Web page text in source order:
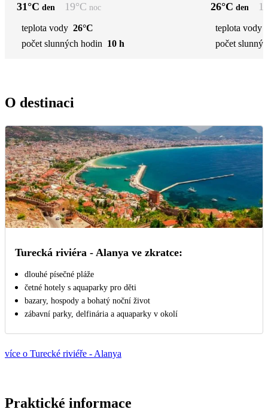
31°C den 19°C noc
teplota vody 26°C
počet slunných hodin 10 h
26°C den
teplota vody
počet
O destinaci
Turecká riviéra - Alanya ve zkratce:
dlouhé písečné pláže
četné hotely s aquaparky pro děti
bazary, hospody a bohatý noční život
zábavní parky, delfinária a aquaparky v okolí
více o Turecké riviéře - Alanya
Praktické informace